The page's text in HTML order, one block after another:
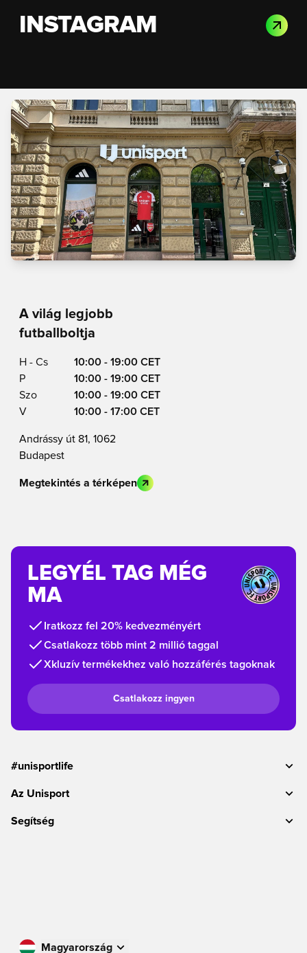
INSTAGRAM
A világ legjobb
futballboltja
H - Cs
10:00 - 19:00 CET
P
10:00 - 19:00 CET
Szo
10:00 - 19:00 CET
V
10:00 - 17:00 CET
Andrássy út 81, 1062
Budapest
Megtekintés a térképen
LEGYÉL TAG MÉG
MA
Iratkozz fel 20% kedvezményért
Csatlakozz több mint 2 millió taggal
Xkluzív termékekhez való hozzáférés tagoknak
Csatlakozz ingyen
#unisportlife
Az Unisport
Segítség
Magyarország